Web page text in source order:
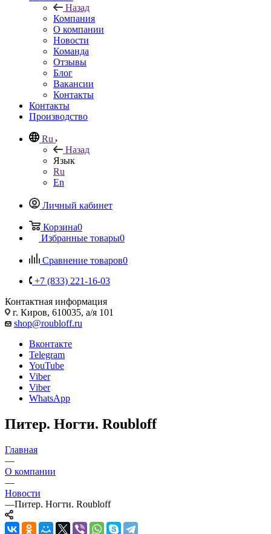
Назад
Компания
О компании
Новости
Команда
Отзывы
Блог
Вакансии
Контакты
Контакты
Производство
Ru
Назад
Язык
Ru
En
Личный кабинет
Корзина0
Избранные товары0
Сравнение товаров0
+7 (833) 221-16-03
Контактная информация
г. Киров, 610035, а/я 101
shop@roubloff.ru
Вконтакте
Telegram
YouTube
Viber
Viber
WhatsApp
Питер. Ногти. Roubloff
Главная
—
О компании
—
Новости
—Питер. Ногти. Roubloff